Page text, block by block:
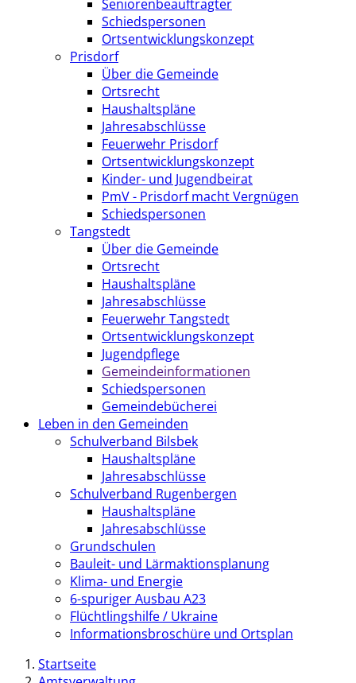
Seniorenbeauftragter
Schiedspersonen
Ortsentwicklungskonzept
Prisdorf
Über die Gemeinde
Ortsrecht
Haushaltspläne
Jahresabschlüsse
Feuerwehr Prisdorf
Ortsentwicklungskonzept
Kinder- und Jugendbeirat
PmV - Prisdorf macht Vergnügen
Schiedspersonen
Tangstedt
Über die Gemeinde
Ortsrecht
Haushaltspläne
Jahresabschlüsse
Feuerwehr Tangstedt
Ortsentwicklungskonzept
Jugendpflege
Gemeindeinformationen
Schiedspersonen
Gemeindebücherei
Leben in den Gemeinden
Schulverband Bilsbek
Haushaltspläne
Jahresabschlüsse
Schulverband Rugenbergen
Haushaltspläne
Jahresabschlüsse
Grundschulen
Bauleit- und Lärmaktionsplanung
Klima- und Energie
6-spuriger Ausbau A23
Flüchtlingshilfe / Ukraine
Informationsbroschüre und Ortsplan
Startseite